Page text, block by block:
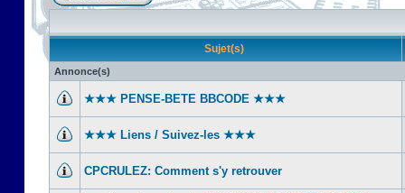
Sujet(s)
Annonce(s)
★★★ PENSE-BETE BBCODE ★★★
★★★ Liens / Suivez-les ★★★
CPCRULEZ: Comment s'y retrouver‎